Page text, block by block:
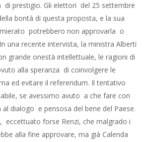
di prestigio. Gli elettori del 25 settembre
bontà di questa proposta, e la sua
potrebbero non approvarla o
una recente intervista, la ministra Alberti
grande onestà intellettuale, le ragioni di
alla speranza di coinvolgere le
ed evitare il referendum. Il tentativo
se avessimo avuto a che fare con
dialogo e pensosa del bene del Paese.
eccettuato forse Renzi, che malgrado i
alla fine approvare, ma già Calenda